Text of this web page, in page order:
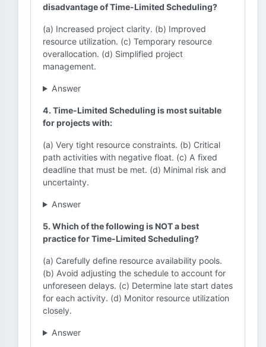
disadvantage of Time-Limited Scheduling?
(a) Increased project clarity. (b) Improved
resource utilization. (c) Temporary resource
overallocation. (d) Simplified project
management.
Answer
4. Time-Limited Scheduling is most suitable
for projects with:
(a) Very tight resource constraints. (b) Critical
path activities with negative float. (c) A fixed
deadline that must be met. (d) Minimal risk and
uncertainty.
Answer
5. Which of the following is NOT a best
practice for Time-Limited Scheduling?
(a) Carefully define resource availability pools.
(b) Avoid adjusting the schedule to account for
unforeseen delays. (c) Determine late start dates
for each activity. (d) Monitor resource utilization
closely.
Answer